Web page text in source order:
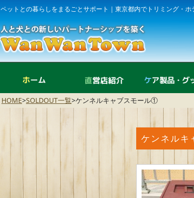
ペットとの暮らしをまるごとサポート｜東京都内でトリミング・ホ
ホーム 直営店紹介
HOME>SOLDOUT一覧>ケンネルキャブスモール①
ケンネル